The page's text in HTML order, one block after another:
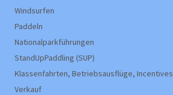
Windsurfen
Paddeln
Nationalparkführungen
StandUpPaddling (SUP)
Klassenfahrten, Betriebsausflüge, Incentives
Verkauf